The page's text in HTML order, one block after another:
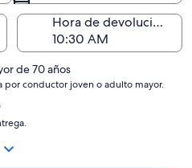
Hora de devolución
de 70 años
por conductor joven o adulto mayor.